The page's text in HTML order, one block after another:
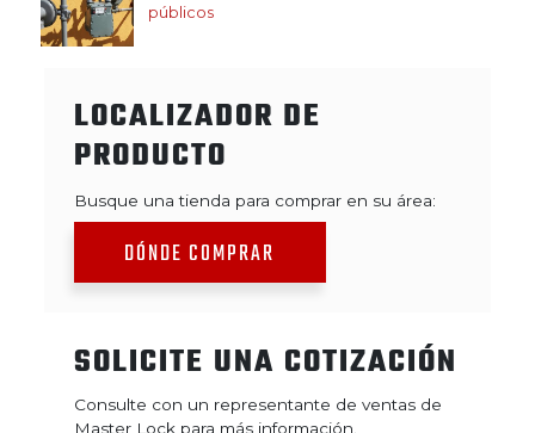
públicos
LOCALIZADOR DE
PRODUCTO
Busque una tienda para comprar en su área:
DÓNDE COMPRAR
SOLICITE UNA COTIZACIÓN
Consulte con un representante de ventas de
Master Lock para más información.